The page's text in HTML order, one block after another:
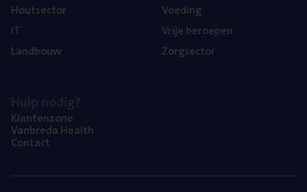
Hout­sec­tor
IT
Land­bouw
Voe­ding
Vrije beroe­pen
Zorg­sec­tor
Klan­ten­zo­ne
Van­b­re­da Health
Con­tact